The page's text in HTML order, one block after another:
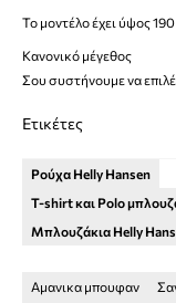
Το μοντέλο έχει ύψος
Κανονικό μέγεθος
Σου συστήνουμε να
Ετικέτες
Ρούχα Helly Hansen
T-shirt και Polo
Μπλουζάκια Helly
Αμανικα μπουφαν